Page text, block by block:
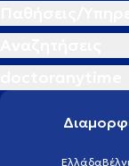
Ελλάδα